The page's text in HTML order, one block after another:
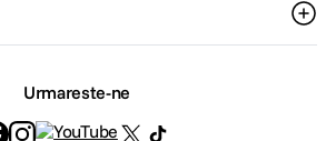
Urmareste-ne